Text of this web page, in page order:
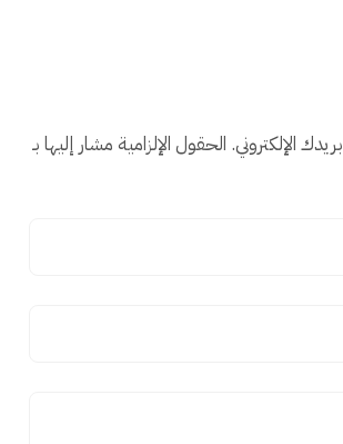
الإلكتروني. الحقول الإلزامية مشار إليها بـ